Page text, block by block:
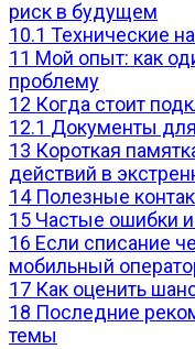
риск в будущем
10.1 Технические
11 Мой опыт: как
проблему
12 Когда стоит
12.1 Документы
13 Короткая
действий в
14 Полезные
15 Частые ошибки
16 Если списание
мобильный
17 Как оценить
18 Последние
темы